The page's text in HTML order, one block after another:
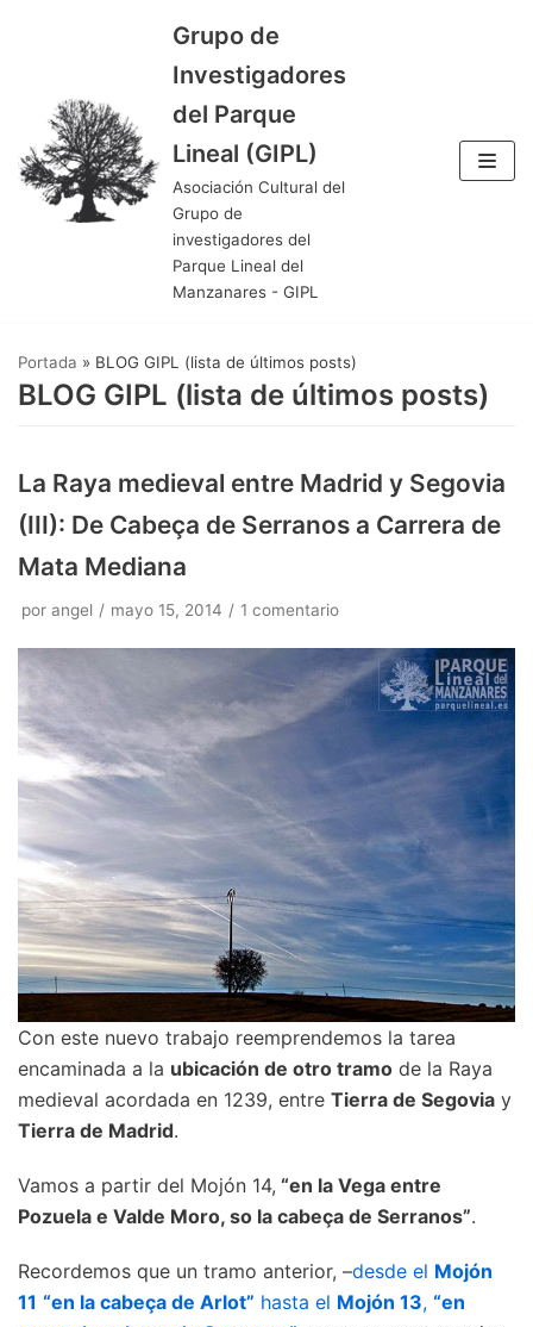
contenido
Grupo de
Investigadores
del Parque
Lineal (GIPL)
Asociación Cultural del
Grupo de
investigadores del
Parque Lineal del
Manzanares - GIPL
Portada » BLOG GIPL (lista de últimos posts)
BLOG GIPL (lista de últimos posts)
La Raya medieval entre Madrid y Segovia
(III): De Cabeça de Serranos a Carrera de
Mata Mediana
por angel mayo 15, 2014 1 comentario
Con este nuevo trabajo reemprendemos la tarea
encaminada a la ubicación de otro tramo de la Raya
medieval acordada en 1239, entre Tierra de Segovia y
Tierra de Madrid.
Vamos a partir del Mojón 14, “en la Vega entre
Pozuela e Valde Moro, so la cabeça de Serranos”.
Recordemos que un tramo anterior, –desde el Mojón
11 “en la cabeça de Arlot” hasta el Mojón 13, “en